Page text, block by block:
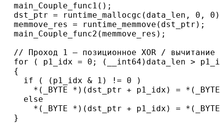
  main_Couple_func1();
dst_ptr = runtime_mallocgc(data_len, 0,
  memmove_res = runtime_memmove(dst_ptr);
  main_Couple_func2(memmove_res);
  // Проход 1 — позиционное XOR / вычитание
for ( p1_idx = 0; (__int64)data_len >
  {
    if ( (p1_idx & 1) != 0 )
*(_BYTE *)(dst_ptr + p1_idx) =
    else
*(_BYTE *)(dst_ptr + p1_idx) =
  }